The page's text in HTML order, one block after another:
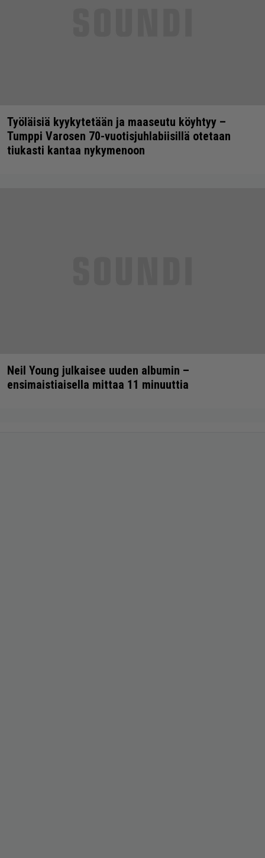
Työläisiä kyykytetään ja maaseutu köyhtyy –
Tumppi Varosen 70-vuotisjuhlabiisillä otetaan
tiukasti kantaa nykymenoon
Neil Young julkaisee uuden albumin –
ensimaistiaisella mittaa 11 minuuttia